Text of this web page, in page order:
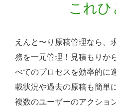
これひ
えんと〜り原稿管理なら、
務を一元管理！見積もりか
べてのプロセスを効率的に
載状況や過去の原稿も簡単
複数のユーザーのアクショ